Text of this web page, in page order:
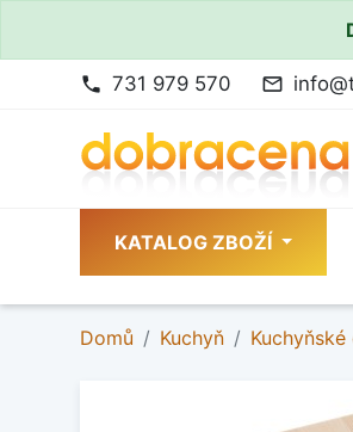
phone 731 979 570 mail_outline
KATALOG ZBOŽÍ
Domů Kuchyň